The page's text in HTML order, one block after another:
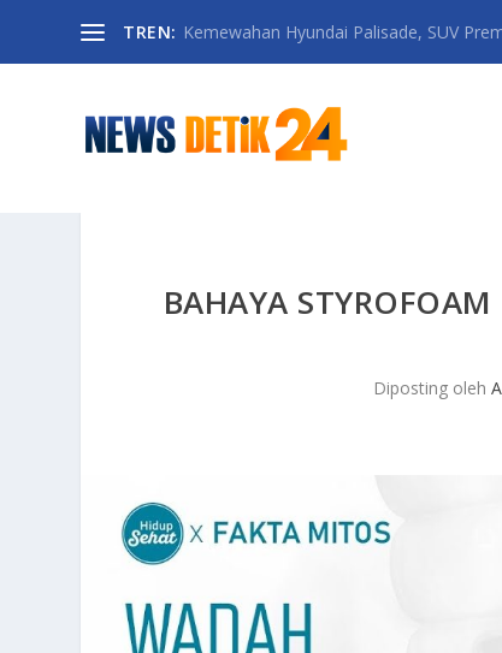
TREN: Kemewahan Hyundai Palisade, SUV
BAHAYA
Diposting oleh